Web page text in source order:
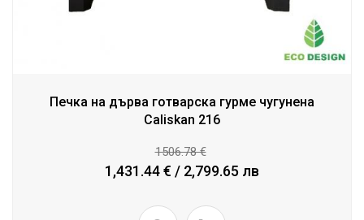
Печка на дърва готварска гурме чугунена
Caliskan 216
1506.78 €
1,431.44 € / 2,799.65 лв